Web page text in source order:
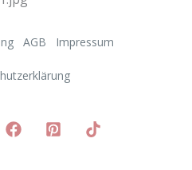
AGB Impressum